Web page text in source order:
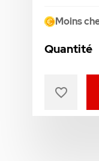
Moins
Quantité
favorite_border